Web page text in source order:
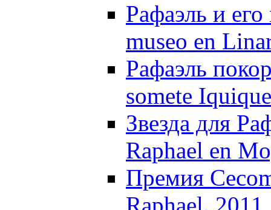
Рафаэль и
museo en
Рафаэль
somete
Звезда для
Raphael en
Премия